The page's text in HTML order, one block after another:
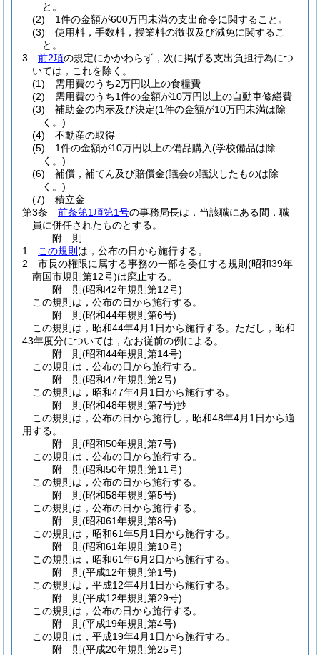
と。
(2)
1件の金額が600万円未満の支出命令に関すること。
(3)
使用料，手数料，授業料の徴収及び減免に関するこ
と。
3
前2項の規定にかかわらず，次に掲げる支出負担行為につ
いては，これを除く。
(1)
需用費のうち2万円以上の食糧費
(2)
需用費のうち1件の金額が10万円以上の自動車修繕費
(3)
補助金の内示及び決定(1件の金額が10万円未満は除
く。)
(4)
不動産の取得
(5)
1件の金額が10万円以上の備品購入(学校備品は除
く。)
(6)
補償，補てん及び賠償金(議会の議決したものは除
く。)
(7)
積立金
第3条
前条第1項第1号の事務局長は，当該職にある間，職
員に併任されたものとする。
附 則
1
この規則 は，公布の日から施行する。
2
市長の権限に属する事務の一部を委任する規則 (昭和39年
南国市規則第12号)は廃止する。
附 則(昭和42年規則第12号)
この規則は，公布の日から施行する。
附 則(昭和44年規則第6号)
この規則は，昭和44年4月1日から施行する。 ただし，昭和
43年度分については，なお従前の例による。
附 則(昭和44年規則第14号)
この規則は，公布の日から施行する。
附 則(昭和47年規則第2号)
この規則は，昭和47年4月1日から施行する。
附 則(昭和48年規則第7号)抄
この規則は，公布の日から施行し，昭和48年4月1日から適
用する。
附 則(昭和50年規則第7号)
この規則は，公布の日から施行する。
附 則(昭和50年規則第11号)
この規則は，公布の日から施行する。
附 則(昭和58年規則第5号)
この規則は，公布の日から施行する。
附 則(昭和61年規則第8号)
この規則は，昭和61年5月1日から施行する。
附 則(昭和61年規則第10号)
この規則は，昭和61年6月2日から施行する。
附 則(平成12年規則第1号)
この規則は，平成12年4月1日から施行する。
附 則(平成12年規則第29号)
この規則は，公布の日から施行する。
附 則(平成19年規則第4号)
この規則は，平成19年4月1日から施行する。
附 則(平成20年規則第25号)